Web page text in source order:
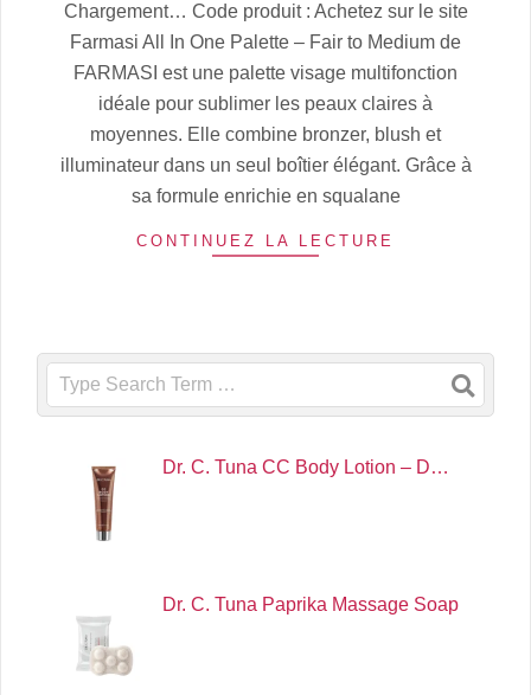
07-
04
Chargement… Code produit : Achetez sur le site
Farmasi All In One Palette – Fair to Medium de
FARMASI est une palette visage multifonction
idéale pour sublimer les peaux claires à
moyennes. Elle combine bronzer, blush et
illuminateur dans un seul boîtier élégant. Grâce à
sa formule enrichie en squalane
CONTINUEZ LA LECTURE
Search
Dr. C. Tuna CC Body Lotion – D…
Dr. C. Tuna Paprika Massage Soap